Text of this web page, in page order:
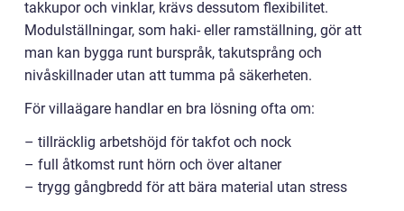
takkupor och vinklar, krävs dessutom flexibilitet.
Modulställningar, som haki- eller ramställning, gör att
man kan bygga runt burspråk, takutsprång och
nivåskillnader utan att tumma på säkerheten.
För villaägare handlar en bra lösning ofta om:
– tillräcklig arbetshöjd för takfot och nock
– full åtkomst runt hörn och över altaner
– trygg gångbredd för att bära material utan stress